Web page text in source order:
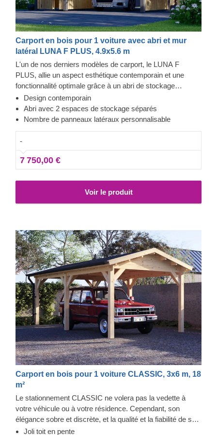
Carport en bois pour 1 voiture avec abri et mur
latéral LUNA F PLUS, 4.9x5.6 m
L'un de nos derniers modèles de carport, le LUNA F
PLUS, allie un aspect esthétique contemporain et une
fonctionnalité optimale grâce à un abri de stockage
attenant divisé en deux zones, avec des entrées séparées
sur les parties opposées. Ce carport spacieux avec deux
parois latérales constitue un excellent abri pour votre
ou de la pluie.
Design contemporain
Abri avec 2 espaces de stockage séparés
Nombre de panneaux latéraux personnalisable
-
7 750,00 €
Voir le produit
Carport en bois pour 1 voiture CLASSIC, 3x6 m, 18
m²
Le stationnement CLASSIC ne volera pas la vedette à
votre véhicule ou à votre résidence. Cependant, son
élégance sobre et discrète, et la qualité et la fiabilité de sa
construction font toute la différence. Vous aurez un accès
Joli toit en pente